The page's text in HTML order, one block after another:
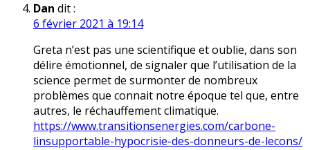
Dan dit :
6 février 2021 à 19:14
Greta n’est pas une scientifique et oublie, dans son
délire émotionnel, de signaler que l’utilisation de la
science permet de surmonter de nombreux
problèmes que connait notre époque tel que, entre
autres, le réchauffement climatique.
https://www.transitionsenergies.com/carbone-
linsupportable-hypocrisie-des-donneurs-de-lecons/